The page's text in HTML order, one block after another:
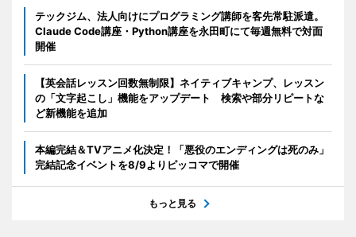
テックジム、法人向けにプログラミング講師を客先常駐派遣。
Claude Code講座・Python講座を永田町にて毎週無料で対面
開催
【英会話レッスン回数無制限】ネイティブキャンプ、レッスン
の「文字起こし」機能をアップデート 検索や部分リピートな
ど新機能を追加
本編完結＆TVアニメ化決定！「悪役のエンディングは死のみ」
完結記念イベントを8/9よりピッコマで開催
もっと見る